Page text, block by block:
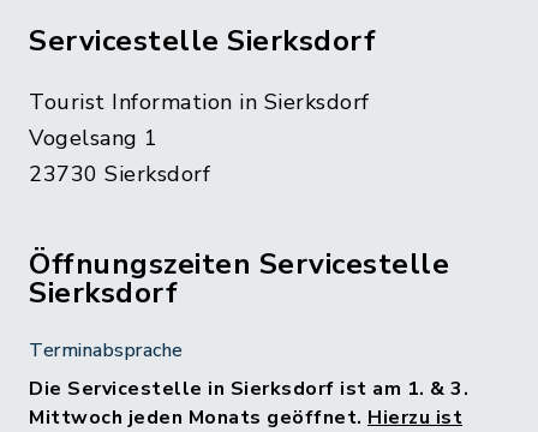
Servicestelle Sierksdorf
Tourist Information in Sierksdorf
Vogelsang 1
23730 Sierksdorf
Öffnungszeiten Servicestelle
Sierksdorf
Terminabsprache
Die Servicestelle in Sierksdorf ist am 1. & 3.
Mittwoch jeden Monats geöffnet. Hierzu ist